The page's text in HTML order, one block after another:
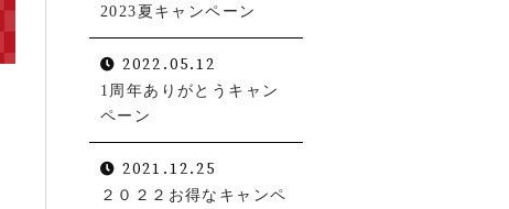
お電話での受付
0538-39-3009
受付時間 10:30～19:00（日曜定休）
2023夏キャンペーン
2022.05.12
1周年ありがとうキャン
ペーン
2021.12.25
２０２２お得なキャンペ